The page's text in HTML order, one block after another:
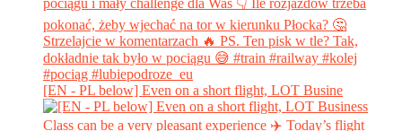
[EN - PL below] Even on a short flight, LOT Busine